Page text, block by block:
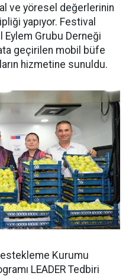
ve yöresel değerlerinin
yapıyor. Festival
Eylem Grubu Derneği
geçirilen mobil büfe
hizmetine sunuldu.
Kurumu
LEADER Tedbiri